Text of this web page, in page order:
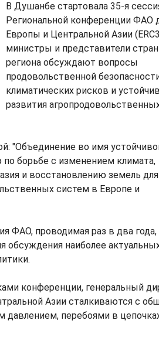
В Душанбе стартовала 35-я
Региональной конференции ФАО
Европы и Центральной Азии
министры и представители стран
региона обсуждают вопросы
продовольственной
климатических рисков и
развития
"Объединение во имя
по борьбе с изменением климата,
и восстановлению земель для
систем в Европе и
ФАО, проводимая раз в два
обсуждения наиболее
конференции, генеральный
Азии сталкиваются с
давлением, перебоями в